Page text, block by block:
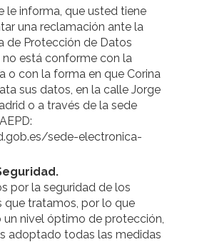
le informa, que usted tiene
una reclamación ante la
de Protección de Datos
no está conforme con la
o con la forma en que Corina
sus datos, en la calle Jorge
o a través de la sede
sede-electronica-
por la seguridad de los
que tratamos, por lo que
nivel óptimo de protección,
adoptado todas las medidas